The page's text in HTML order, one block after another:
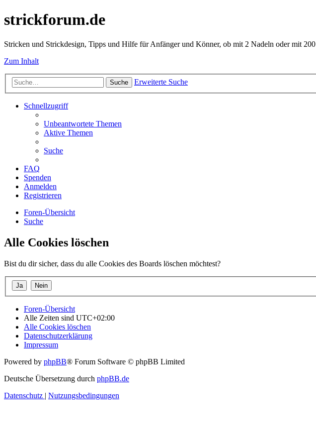
strickforum.de
Stricken und Strickdesign, Tipps und Hilfe für Anfänger und Könner, ob mit 2 Nadeln oder mit 200
Zum Inhalt
Suche Erweiterte Suche
Schnellzugriff
Unbeantwortete Themen
Aktive Themen
Suche
FAQ
Spenden
Anmelden
Registrieren
Foren-Übersicht
Suche
Alle Cookies löschen
Bist du dir sicher, dass du alle Cookies des Boards löschen möchtest?
Foren-Übersicht
Alle Zeiten sind UTC+02:00
Alle Cookies löschen
Datenschutzerklärung
Impressum
Powered by phpBB® Forum Software © phpBB Limited
Deutsche Übersetzung durch phpBB.de
Datenschutz | Nutzungsbedingungen